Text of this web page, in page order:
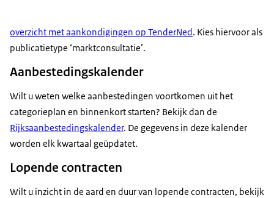
overzicht met aankondigingen op TenderNed. Kies hiervoor als
publicatietype ‘marktconsultatie’.
Aanbestedingskalender
Wilt u weten welke aanbestedingen voortkomen uit het
categorieplan en binnenkort starten? Bekijk dan de
Rijksaanbestedingskalender. De gegevens in deze kalender
worden elk kwartaal geüpdatet.
Lopende contracten
Wilt u inzicht in de aard en duur van lopende contracten, bekijk